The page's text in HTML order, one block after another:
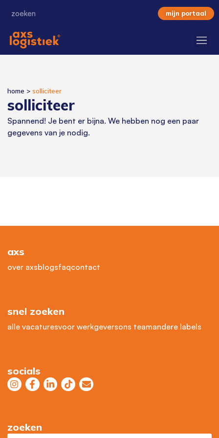
mijn portaal
home > solliciteer
solliciteer
Spannend! Je bent er bijna. We hebben nog een paar
gegevens van je nodig.
axs
over axsblogsfaqcontact
snel zoeken
alle vacaturesvoor werkgeversons teamandere labels
socials
zoeken